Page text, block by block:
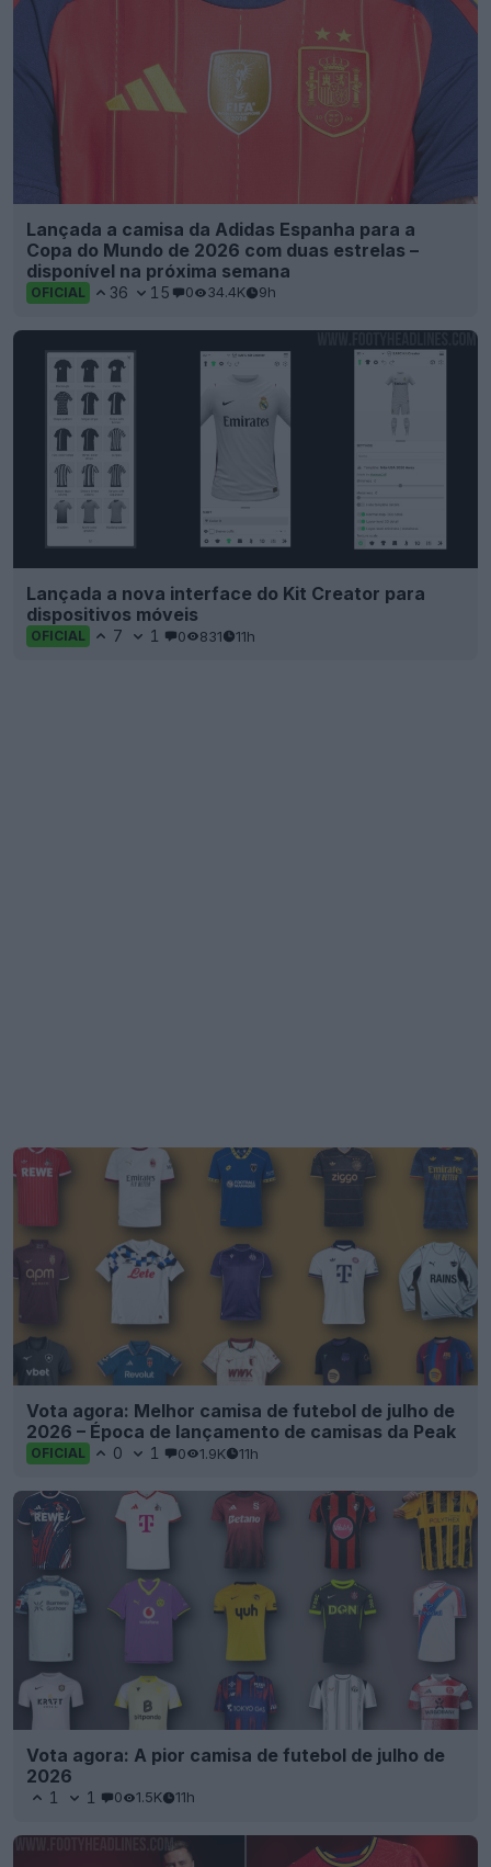
Lançada a camisa da Adidas Espanha para a
Copa do Mundo de 2026 com duas estrelas –
disponível na próxima semana
OFICIAL 36 15 0 34.4K 9h
Lançada a nova interface do Kit Creator para
dispositivos móveis
OFICIAL 7 1 0 831 11h
Vota agora: Melhor camisa de futebol de julho de
2026 – Época de lançamento de camisas da Peak
OFICIAL 0 1 0 1.9K 11h
Vota agora: A pior camisa de futebol de julho de
2026
1 1 0 1.5K 11h